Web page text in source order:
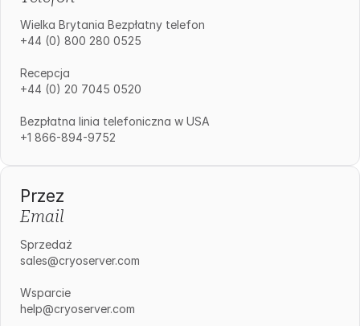
Wielka Brytania Bezpłatny telefon
+44 (0) 800 280 0525
Recepcja
+44 (0) 20 7045 0520
Bezpłatna linia telefoniczna w USA
+1 866-894-9752
Przez
Email
Sprzedaż
sales@cryoserver.com
Wsparcie
help@cryoserver.com